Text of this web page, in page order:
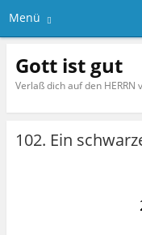
Menü
Gott ist gut
Verlaß dich auf den
102. Ein